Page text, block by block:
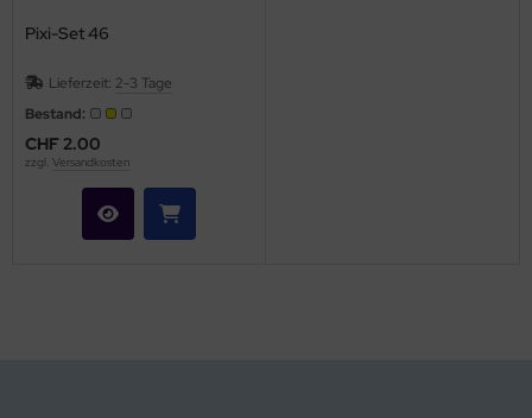
Pixi-Set 46
Lieferzeit: 2-3 Tage
Bestand:
CHF 2.00
zzgl. Versandkosten